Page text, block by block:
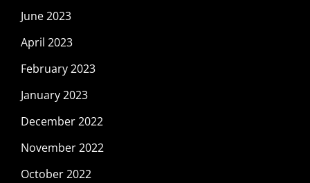
June 2023
April 2023
February 2023
January 2023
December 2022
November 2022
October 2022